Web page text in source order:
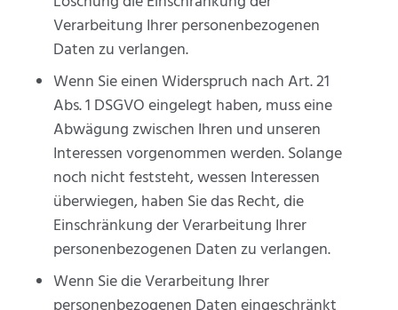
Verarbeitung Ihrer personenbezogenen
Daten zu verlangen.
Wenn Sie einen Widerspruch nach Art. 21
Abs. 1 DSGVO eingelegt haben, muss eine
Abwägung zwischen Ihren und unseren
Interessen vorgenommen werden. Solange
noch nicht feststeht, wessen Interessen
überwiegen, haben Sie das Recht, die
Einschränkung der Verarbeitung Ihrer
personenbezogenen Daten zu verlangen.
Wenn Sie die Verarbeitung Ihrer